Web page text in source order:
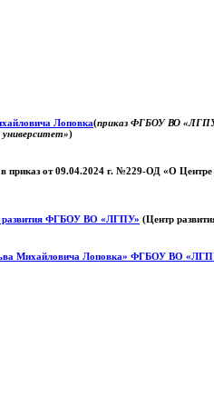
Лоповка(приказ ФГБОУ ВО
университет»)
приказ от 09.04.2024 г. №229-ОД «О Центре
развития ФГБОУ ВО «ЛГПУ» (Центр
Михайловича Лоповка» ФГБОУ ВО